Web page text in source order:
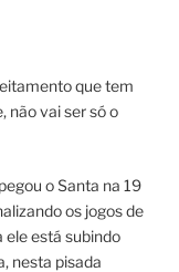
que tem
não vai ser só o
o Santa na 19
os jogos de
ele está subindo
nesta pisada